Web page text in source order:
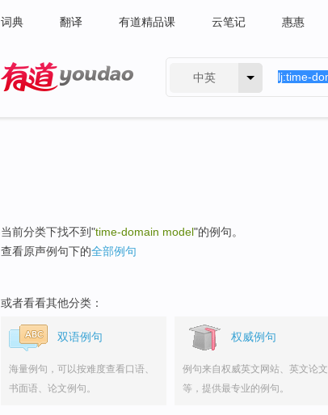
词典 翻译 有道精品课 云笔记 惠惠
中英
当前分类下找不到"time-domain model"的例句。
查看原声例句下的全部例句
或者看看其他分类：
双语例句
海量例句，可以按难度查看口语、
书面语、论文例句。
权威例句
例句来自权威英文网站、英文论文
等，提供最专业的例句。